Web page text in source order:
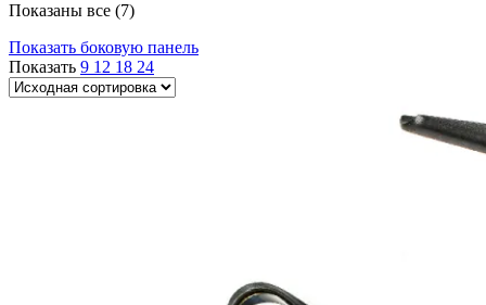
Показаны все (7)
Показать боковую панель
Показать 9 12 18 24